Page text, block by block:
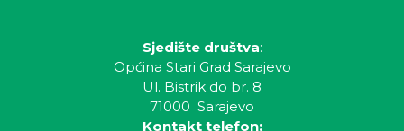
Sjedište društva:
Općina Stari Grad Sarajevo
Ul. Bistrik do br. 8
71000 Sarajevo
Kontakt telefon: